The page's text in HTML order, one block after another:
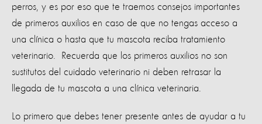
perros, y es por eso que te traemos consejos importantes
de primeros auxilios en caso de que no tengas acceso a
una clínica o hasta que tu mascota reciba tratamiento
veterinario. Recuerda que los primeros auxilios no son
sustitutos del cuidado veterinario ni deben retrasar la
llegada de tu mascota a una clínica veterinaria.
Lo primero que debes tener presente antes de ayudar a tu